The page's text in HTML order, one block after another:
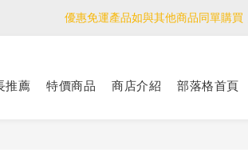
優惠免運產品如與其他商品同單購
優惠免運產品如與其他商品同單購
<公告>感謝支持！我們團隊由30/7~12/8外訪
優惠免運產品如與其他商品同單購買
推薦 特價商品 商店介紹 部落格首頁